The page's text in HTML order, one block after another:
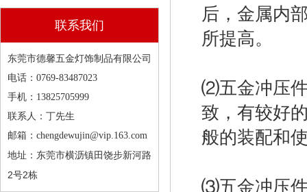
联系我们
东莞市德馨五金灯饰制品有限公司
电话：0769-83487023
手机：13825705999
联系人：丁先生
邮箱：chengdewujin@vip.163.com
地址： 东莞市横沥镇田饶步新河路
2号2栋
后，金属内
所提高。
⑵五金冲压
致，有较好
般的装配和
⑶五金冲压